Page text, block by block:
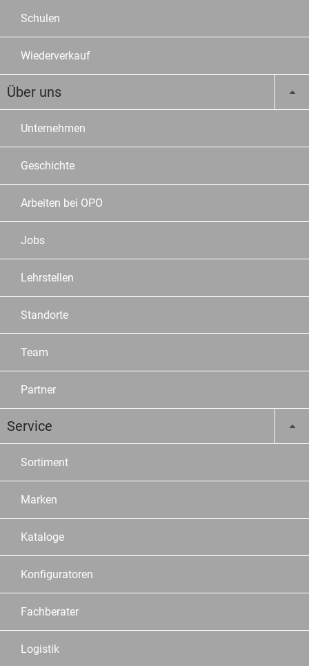
Schulen
Wiederverkauf
Über uns
Unternehmen
Geschichte
Arbeiten bei OPO
Jobs
Lehrstellen
Standorte
Team
Partner
Service
Sortiment
Marken
Kataloge
Konfiguratoren
Fachberater
Logistik